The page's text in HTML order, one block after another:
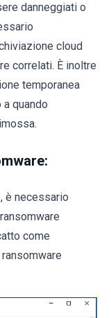
danneggiati o
cloud
correlati. È inoltre
temporanea
quando
è necessario
come